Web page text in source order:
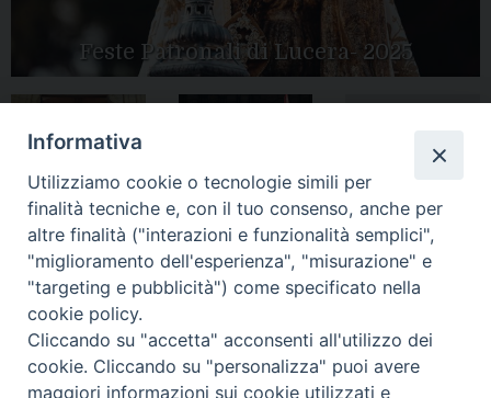
Feste Patronali di Lucera- 2025
Apertura Anno
Mariae in Diocesi
Tutte le gallery
CONTATTI:
LUCERA: Piazza Duomo, 13 - 71036 Lucera (FG) − tel.
0881/520882 - e-mail: info@diocesiluceratroia.it
Segreteria del
Vescovo: tel/fax 0881/522244 - e-mail:
vescovo@diocesiluceratroia.it
Informativa
Utilizziamo cookie o tecnologie simili per
finalità tecniche e, con il tuo consenso, anche per
altre finalità ("interazioni e funzionalità semplici",
"miglioramento dell'esperienza", "misurazione" e
"targeting e pubblicità") come specificato nella
cookie policy.
Cliccando su "accetta" acconsenti all'utilizzo dei
cookie. Cliccando su "personalizza" puoi avere
maggiori informazioni sui cookie utilizzati e